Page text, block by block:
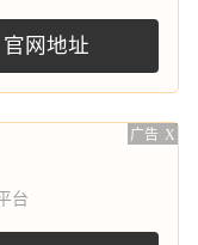
官网地址
广告 X
台